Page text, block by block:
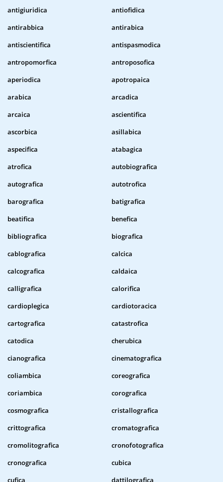
antigiuridica
antiofidica
antirabbica
antirabica
antiscientifica
antispasmodica
antropomorfica
antroposofica
aperiodica
apotropaica
arabica
arcadica
arcaica
ascientifica
ascorbica
asillabica
aspecifica
atabagica
atrofica
autobiografica
autografica
autotrofica
barografica
batigrafica
beatifica
benefica
bibliografica
biografica
cablografica
calcica
calcografica
caldaica
calligrafica
calorifica
cardioplegica
cardiotoracica
cartografica
catastrofica
catodica
cherubica
cianografica
cinematografica
coliambica
coreografica
coriambica
corografica
cosmografica
cristallografica
crittografica
cromatografica
cromolitografica
cronofotografica
cronografica
cubica
cufica
dattilografica